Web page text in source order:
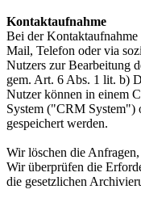
Kontaktaufnahme
Bei der
Mail, Telefon oder via
Nutzers zur Bearbeitung
gem. Art. 6 Abs. 1 lit. b)
Nutzer können in einem
System ("CRM System")
gespeichert werden.
Wir löschen die
Wir überprüfen die
die gesetzlichen